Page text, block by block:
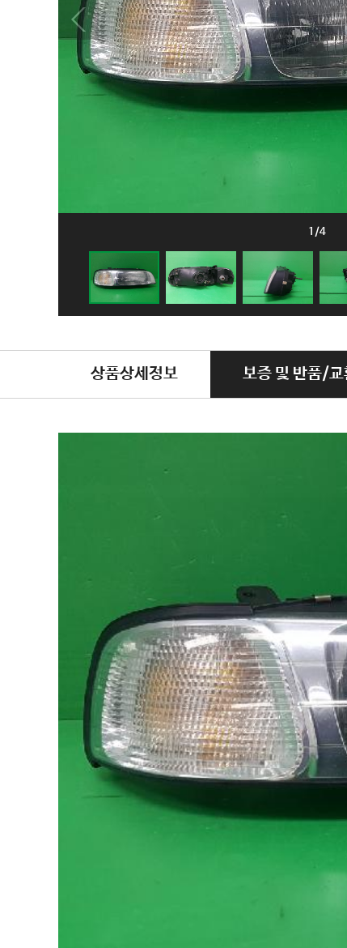
1 /4
상품상세정보 보증 및 반품/교